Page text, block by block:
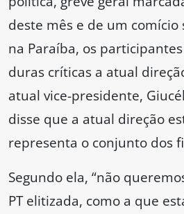
deste mês e de um comício
na Paraíba, os
duras críticas a atual
atual vice-presidente,
disse que a atual direção
representa o conjunto dos
Segundo ela, “não
PT elitizada, como a que